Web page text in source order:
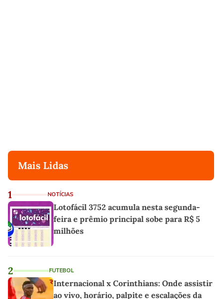
Mais Lidas
1 NOTÍCIAS
Lotofácil 3752 acumula nesta segunda-
feira e prêmio principal sobe para R$ 5
milhões
2 FUTEBOL
Internacional x Corinthians: Onde assistir
ao vivo, horário, palpite e escalações da